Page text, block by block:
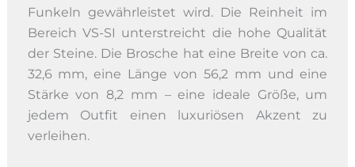
Funkeln gewährleistet wird. Die Reinheit im
Bereich VS-SI unterstreicht die hohe Qualität
der Steine. Die Brosche hat eine Breite von ca.
32,6 mm, eine Länge von 56,2 mm und eine
Stärke von 8,2 mm – eine ideale Größe, um
jedem Outfit einen luxuriösen Akzent zu
verleihen.